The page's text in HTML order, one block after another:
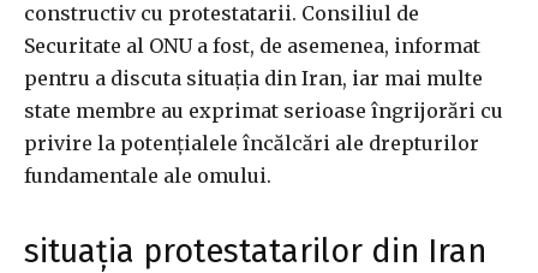
constructiv cu protestatarii. Consiliul de
Securitate al ONU a fost, de asemenea, informat
pentru a discuta situația din Iran, iar mai multe
state membre au exprimat serioase îngrijorări cu
privire la potențialele încălcări ale drepturilor
fundamentale ale omului.
situația protestatarilor din Iran